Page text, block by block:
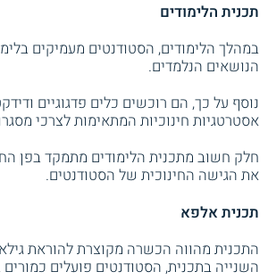
תכנית הלימודים
במהלך הלימודים, הסטודנטים מעמיקים
הנושאים הנלמדים.
נוסף על כך, הם רוכשים כלים פדגוגיים
אסטרטגיות חינוכיות המתאימות לצרכי
חלק חשוב מתכנית הלימודים מתמקד בפן
את הגישה החינוכית של הסטודנטים.
תכנית אלפא
התכנית מהווה הכשרה מקוצרת להוראת
השנייה בתכנית, הסטודנטים פועלים